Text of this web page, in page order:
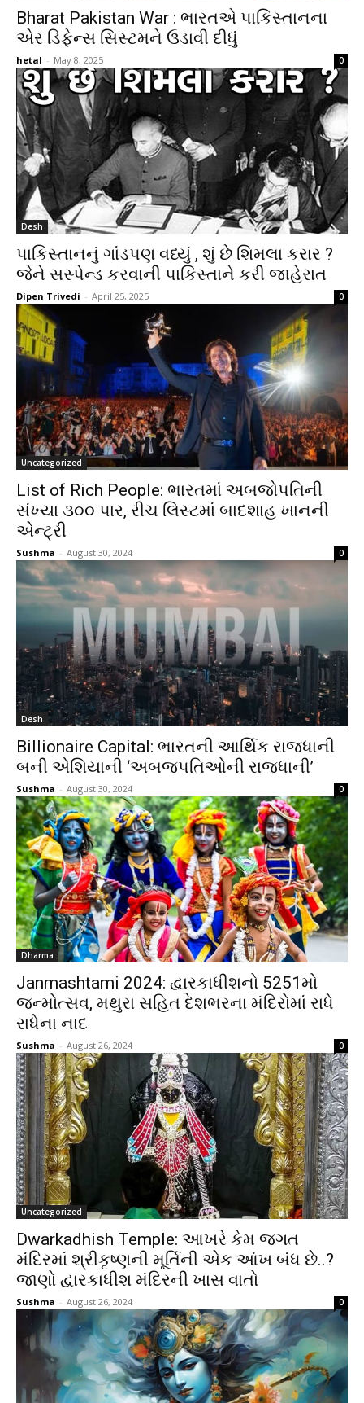
Bharat Pakistan War : ભારતએ પાકિસ્તાનના
એર ડિફેન્સ સિસ્ટમને ઉડાવી દીધું
hetal - May 8, 2025 0
Desh
પાકિસ્તાનનું ગાંડપણ વધ્યું , શું છે શિમલા કરાર ?
જેને સસ્પેન્ડ કરવાની પાકિસ્તાને કરી જાહેરાત
Dipen Trivedi - April 25, 2025 0
Uncategorized
List of Rich People: ભારતમાં અબજોપતિની
સંખ્યા ૩૦૦ પાર, રીચ લિસ્ટમાં બાદશાહ ખાનની
એન્ટ્રી
Sushma - August 30, 2024 0
Desh
Billionaire Capital: ભારતની આર્થિક રાજધાની
બની એશિયાની ‘અબજપતિઓની રાજધાની’
Sushma - August 30, 2024 0
Dharma
Janmashtami 2024: દ્વારકાધીશનો 5251મો
જન્મોત્સવ, મથુરા સહિત દેશભરના મંદિરોમાં રાધે
રાધેના નાદ
Sushma - August 26, 2024 0
Uncategorized
Dwarkadhish Temple: આખરે કેમ જગત
મંદિરમાં શ્રીકૃષ્ણની મૂર્તિની એક આંખ બંધ છે..?
જાણો દ્વારકાધીશ મંદિરની ખાસ વાતો
Sushma - August 26, 2024 0